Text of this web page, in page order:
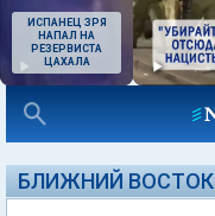
ИСПАНЕЦ ЗРЯ
НАПАЛ НА
РЕЗЕРВИСТА
ЦАХАЛА
БЛИЖНИЙ ВОСТОК